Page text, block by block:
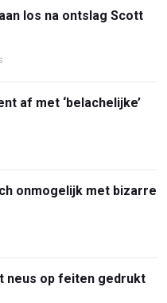
los na ontslag Scott
af met ‘belachelijke’
onmogelijk met bizarre
neus op feiten gedrukt